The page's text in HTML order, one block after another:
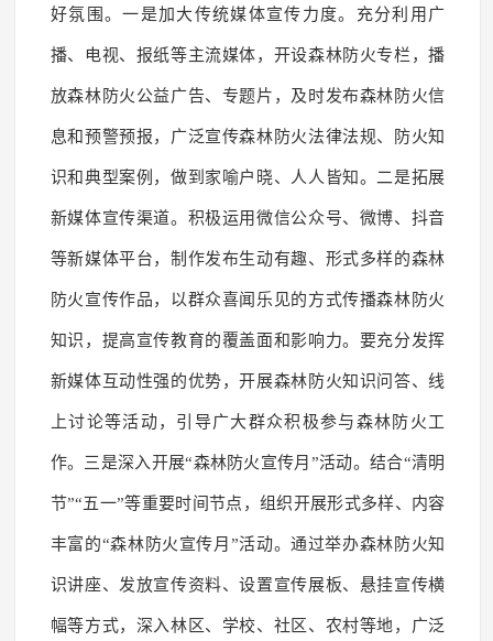
好氛围。一是加大传统媒体宣传力度。充分利用广
播、电视、报纸等主流媒体，开设森林防火专栏，播
放森林防火公益广告、专题片，及时发布森林防火信
息和预警预报，广泛宣传森林防火法律法规、防火知
识和典型案例，做到家喻户晓、人人皆知。二是拓展
新媒体宣传渠道。积极运用微信公众号、微博、抖音
等新媒体平台，制作发布生动有趣、形式多样的森林
防火宣传作品，以群众喜闻乐见的方式传播森林防火
知识，提高宣传教育的覆盖面和影响力。要充分发挥
新媒体互动性强的优势，开展森林防火知识问答、线
上讨论等活动，引导广大群众积极参与森林防火工
作。三是深入开展“森林防火宣传月”活动。结合“清明
节”“五一”等重要时间节点，组织开展形式多样、内容
丰富的“森林防火宣传月”活动。通过举办森林防火知
识讲座、发放宣传资料、设置宣传展板、悬挂宣传横
幅等方式，深入林区、学校、社区、农村等地，广泛